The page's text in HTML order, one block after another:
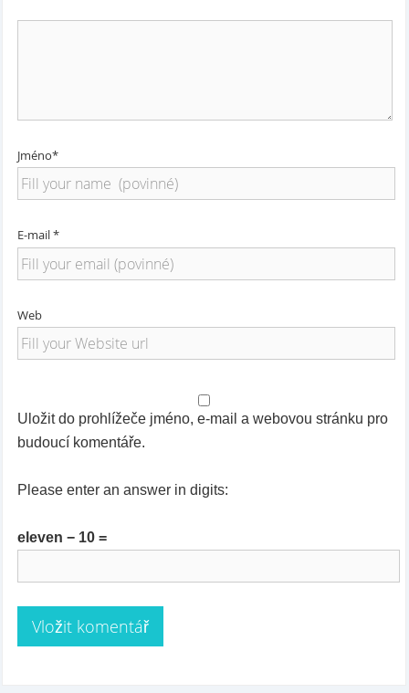
Jméno*
E-mail *
Web
Uložit do prohlížeče jméno, e-mail a webovou stránku pro
budoucí komentáře.
Please enter an answer in digits:
eleven − 10 =